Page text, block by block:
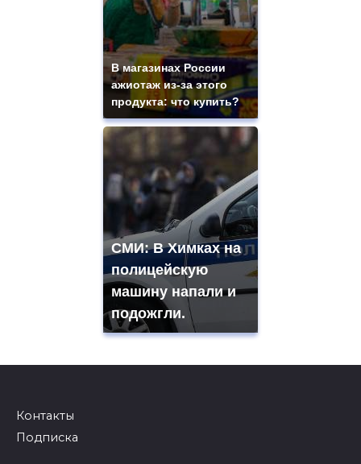
В магазинах России
ажиотаж из-за этого
продукта: что купить?
СМИ: В Химках на
полицейскую
машину напали и
подожгли.
Контакты
Подписка